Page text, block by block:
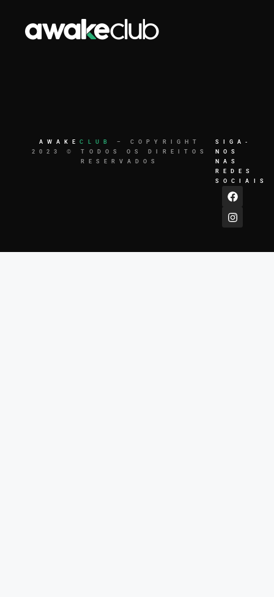
AWAKECLUB
– COPYRIGHT
2023 © TODOS OS DIREITOS
RESERVADOS
SIGA-
NOS
NAS
REDES
SOCIAIS